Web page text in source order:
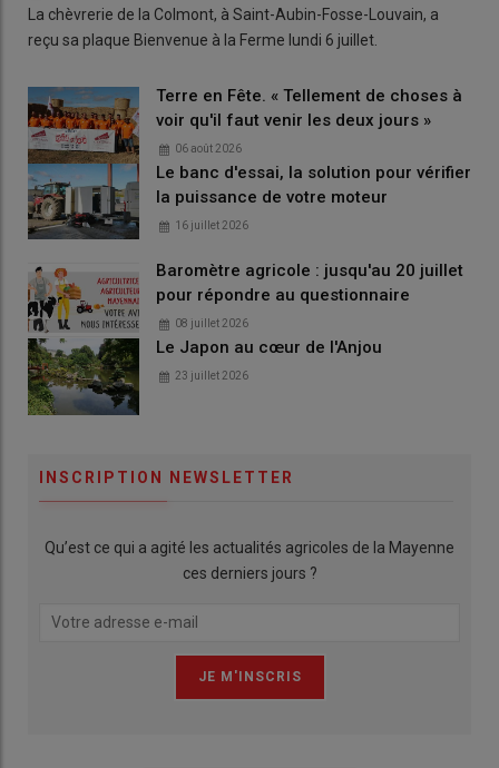
La chèvrerie de la Colmont, à Saint-Aubin-Fosse-Louvain, a
reçu sa plaque Bienvenue à la Ferme lundi 6 juillet.
Terre en Fête. « Tellement de choses à
voir qu'il faut venir les deux jours »
06 août 2026
Le banc d'essai, la solution pour vérifier
la puissance de votre moteur
16 juillet 2026
Baromètre agricole : jusqu'au 20 juillet
pour répondre au questionnaire
08 juillet 2026
Le Japon au cœur de l'Anjou
23 juillet 2026
INSCRIPTION NEWSLETTER
Qu’est ce qui a agité les actualités agricoles de la Mayenne
ces derniers jours ?